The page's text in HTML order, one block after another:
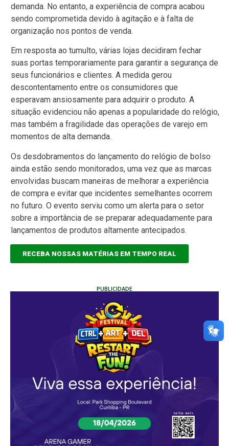
demanda. No entanto, a experiência de compra acabou
sendo comprometida devido à agitação e à falta de
organização nos pontos de venda.
Em resposta ao tumulto, várias lojas decidiram fechar
suas portas temporariamente para garantir a segurança de
seus funcionários e clientes. A medida gerou
descontentamento entre os consumidores que
esperavam ansiosamente para adquirir o produto. A
situação evidenciou não apenas a popularidade do relógio,
mas também a fragilidade das operações de varejo em
momentos de alta demanda.
Os desdobramentos do lançamento do relógio de bolso
ainda estão sendo monitorados, uma vez que as marcas
envolvidas buscam maneiras de melhorar a experiência
de compra e evitar que incidentes semelhantes ocorrem
no futuro. O evento serviu como um alerta para o setor
sobre a importância de se preparar adequadamente para
lançamentos de produtos altamente antecipados.
RECEBA NOSSAS MATÉRIAS EM TEMPO REAL
PUBLICIDADE